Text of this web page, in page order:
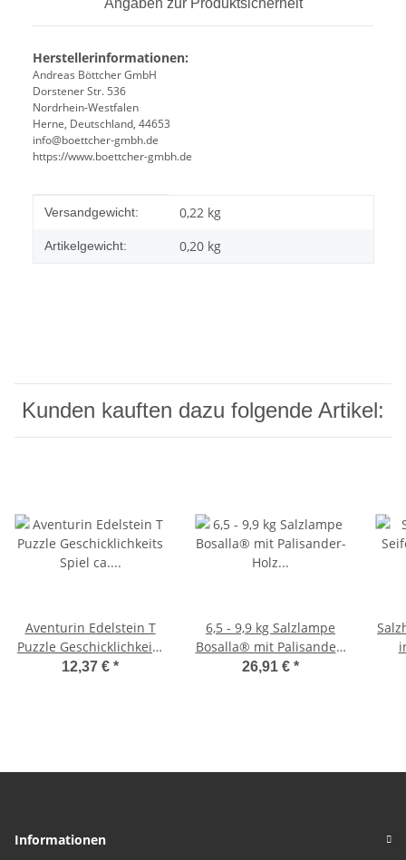
Angaben zur Produktsicherheit
Herstellerinformationen:
Andreas Böttcher GmbH
Dorstener Str. 536
Nordrhein-Westfalen
Herne, Deutschland, 44653
info@boettcher-gmbh.de
https://www.boettcher-gmbh.de
Produkteigenschaft
Wert
Versandgewicht: 0,22 kg
Artikelgewicht: 0,20 kg
Kunden kauften dazu folgende Artikel:
Aventurin Edelstein T
Puzzle Geschicklichkeits
Spiel ca. 75 x 90 mm,
12,37 € *
6,5 - 9,9 kg Salzlampe
Bosalla® mit Palisander-
Holz Sockel, Salz Leuchte
26,91 € *
Informationen